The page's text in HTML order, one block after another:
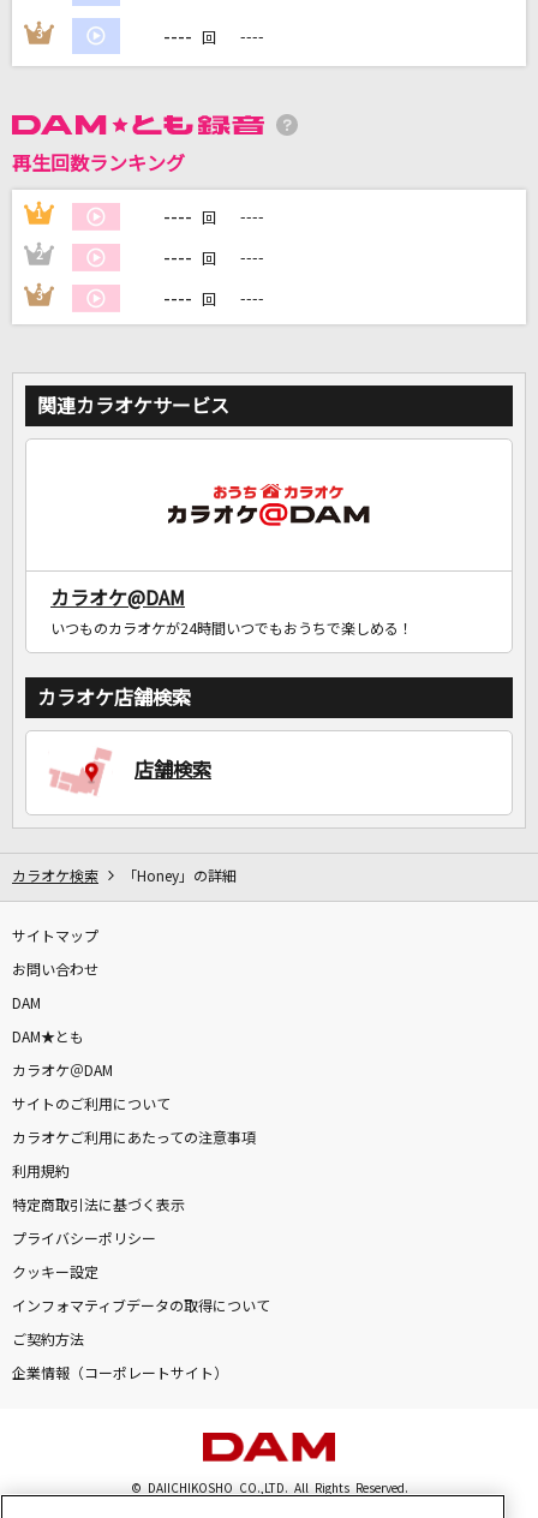
カラオケをもっと楽しもう！
家族や友達と一緒に！練習にも！
3 ---- 回 ----
再生回数ランキング
1 ---- 回 ----
2 ---- 回 ----
3 ---- 回 ----
関連カラオケサービス
カラオケ@DAM
いつものカラオケが24時間いつでもおうちで楽しめる！
カラオケ店舗検索
店舗検索
カラオケ検索 「Honey」の詳細
サイトマップ
お問い合わせ
DAM
DAM★とも
カラオケ＠DAM
サイトのご利用について
カラオケご利用にあたっての注意事項
利用規約
特定商取引法に基づく表示
プライバシーポリシー
クッキー設定
インフォマティブデータの取得について
ご契約方法
企業情報（コーポレートサイト）
© DAIICHIKOSHO CO.,LTD. All Rights Reserved.